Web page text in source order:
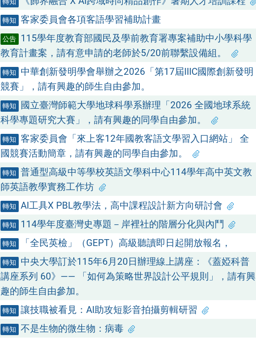
轉知 客家委員會各項客語學習補助計畫
公告 115學年度教育部國民及學前教育署專案補助中小學科學
教育計畫案，請有意申請的老師於5/20前聯繫設備組。
轉知
中華創新發明學會舉辦之2026「第17屆IIIC國際創新發明
競賽」，請有興趣的師生自由參加。
轉知
國立臺灣師範大學地球科學系辦理「2026 全國地球系統
科學專題研究大賽」，請有興趣的同學自由參加。
轉知 客家委員會「來上客12年國教客語文學習入口網站」 全
國競賽活動簡章，請有興趣的同學自由參加。
轉知 普通型高級中等學校英語文學科中心114學年高中英文教
師英語教學實務工作坊
轉知 AI工具X PBL教學法，高中課程設計新方向研討會
轉知 114學年度臺灣史專題－岸裡社的階層分化與內鬥
轉知 「全民英檢」（GEPT）高級聽讀即日起開放報名，
轉知
中央大學訂於115年6月20日辦理線上講座：《蓋婭科普
講座系列 60》—— 「如何為策略世界設計公平規則」，請有興
趣的師生自由參加。
轉知 讓技職被看見：AI助攻短影音拍攝剪輯研習
轉知 不是生物的微生物：病毒